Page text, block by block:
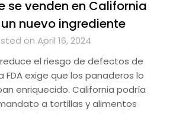
se venden en California
nuevo ingrediente
on April 16, 2024
el riesgo de defectos de
FDA exige que los panaderos lo
enriquecido. California podría
a tortillas y alimentos